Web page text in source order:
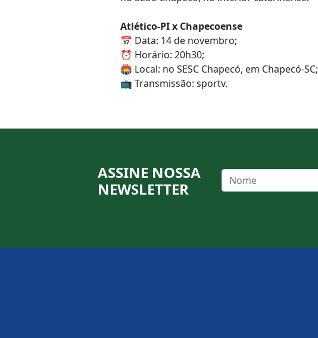
Atlético-PI x Chapecoense
📅 Data: 14 de novembro;
⏰ Horário: 20h30;
🏟️ Local: no SESC Chapecó, em Chapecó-SC;
📺 Transmissão: sportv.
ASSINE NOSSA
NEWSLETTER